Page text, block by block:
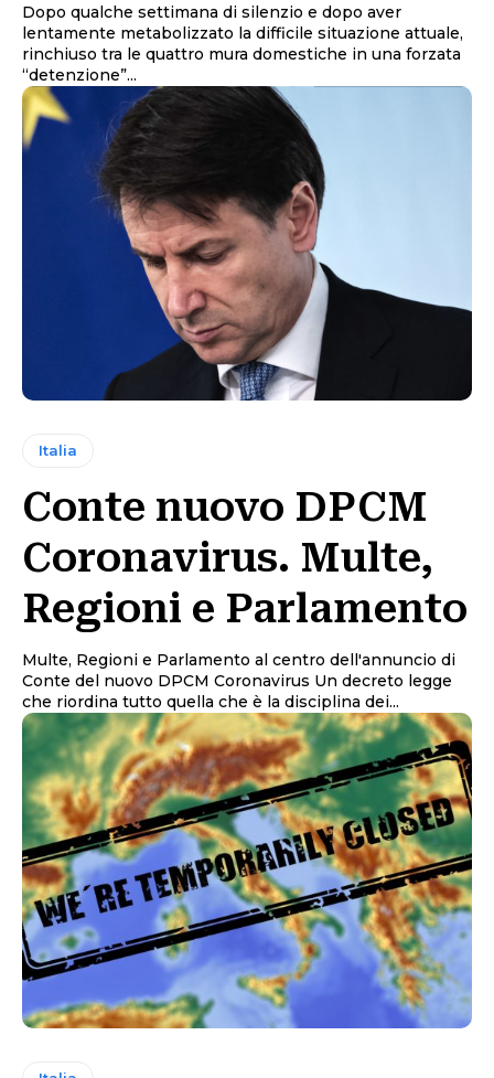
Dopo qualche settimana di silenzio e dopo aver
lentamente metabolizzato la difficile situazione attuale,
rinchiuso tra le quattro mura domestiche in una forzata
“detenzione”...
Italia
Conte nuovo DPCM
Coronavirus. Multe,
Regioni e Parlamento
Multe, Regioni e Parlamento al centro dell'annuncio di
Conte del nuovo DPCM Coronavirus Un decreto legge
che riordina tutto quella che è la disciplina dei...